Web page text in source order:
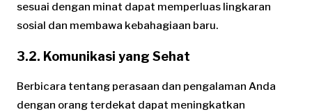
sesuai dengan minat dapat memperluas lingkaran
sosial dan membawa kebahagiaan baru.
3.2. Komunikasi yang Sehat
Berbicara tentang perasaan dan pengalaman Anda
dengan orang terdekat dapat meningkatkan